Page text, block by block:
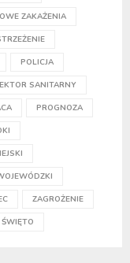
ZAKAŻENIA
POLICJA
SANITARNY
PROGNOZA
ZAGROŻENIE
ŚWIĘTO